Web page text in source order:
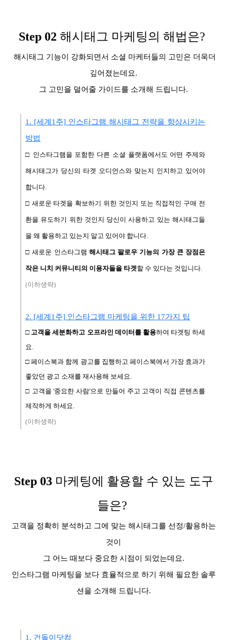
Step 02 해시태그 마케팅의 해법은?
해시태그 기능이 강화되면서 소셜 마케터들의 고민은 더욱더
깊어졌는데요.
그 고민을 덜어줄 가이드를 소개해 드립니다.
1. [세계1주] 인스타그램 해시태그 전략을 향상시키는
방법
□ 인스타그램을 포함한 다른 소셜 플랫폼에서도 어떤 주제와
해시태그가 당신의 타겟 오디언스와 맞는지 인지하고 있어야
합니다.
□ 새로운 타겟을 확보하기 위한 것인지 또는 직접적인 구매 전
환을 유도하기 위한 것인지 당신이 사용하고 있는 해시태그들
을 왜 활용하고 있는지 알고 있어야 합니다.
□ 새로운 인스타그램 해시태그 팔로우 기능의 가장 큰 장점은
작은 니치 커뮤니티의 이용자들을 타겟할 수 있다는 것입니다.
(이하생략)
2. [세계1주] 인스타그램 마케팅을 위한 17가지 팁
□ 고객을 세분화하고 오프라인 데이터를 활용하여 타겟팅 하세
요.
□ 페이스북과 함께 광고를 집행하고 페이스북에서 가장 효과가
좋았던 광고 소재를 재사용해 보세요.
□ 고객을 '중요한 사람'으로 만들어 주고 고객이 직접 콘텐츠를
제작하게 하세요.
(이하생략)
Step 03마케팅에 활용할 수 있는 도구
들은?
고객을 정확히 분석하고 그에 맞는 해시태그를 선정/활용하는
것이
그 어느 때보다 중요한 시점이 되었는데요.
인스타그램 마케팅을 보다 효율적으로 하기 위해 필요한 솔루
션을 소개해 드립니다.
1. 건돌이닷컴